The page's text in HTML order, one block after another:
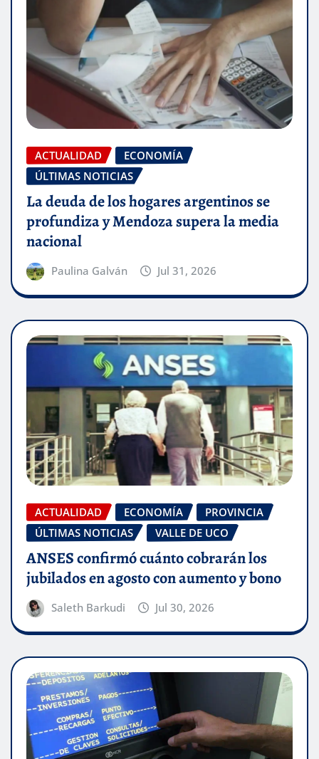
ACTUALIDAD
ECONOMÍA
ÚLTIMAS NOTICIAS
La deuda de los hogares argentinos se
profundiza y Mendoza supera la media
nacional
Paulina Galván Jul 31, 2026
ACTUALIDAD ECONOMÍA
PROVINCIA
ÚLTIMAS NOTICIAS
VALLE DE UCO
ANSES confirmó cuánto cobrarán los
jubilados en agosto con aumento y bono
Saleth Barkudi Jul 30, 2026